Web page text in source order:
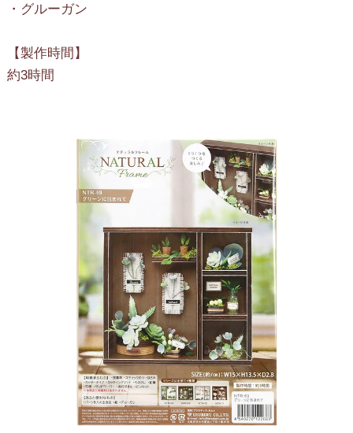
・グルーガン
【製作時間】
約3時間